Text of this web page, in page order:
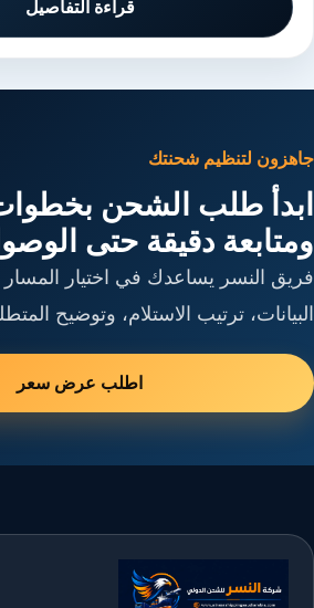
قراءة التفاصيل
جاهزون لتنظيم شحنتك
ابدأ طلب الشحن
ومتابعة دقيقة حتى
فريق النسر يساعدك في اختيار المسار
البيانات، ترتيب الاستلام، وتوضيح
اطلب عرض سعر